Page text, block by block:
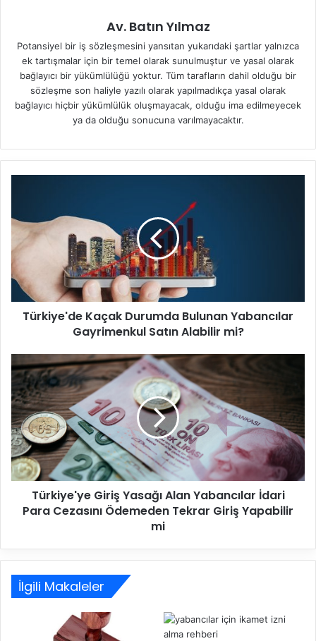
Av. Batın Yılmaz
Potansiyel bir iş sözleşmesini yansıtan yukarıdaki şartlar yalnızca
ek tartışmalar için bir temel olarak sunulmuştur ve yasal olarak
bağlayıcı bir yükümlülüğü yoktur. Tüm tarafların dahil olduğu bir
sözleşme son haliyle yazılı olarak yapılmadıkça yasal olarak
bağlayıcı hiçbir yükümlülük oluşmayacak, olduğu ima edilmeyecek
ya da olduğu sonucuna varılmayacaktır.
k
e
d
a
k
D
u
r
u
m
d
u
n
Türkiye'de Kaçak Durumda Bulunan Yabancılar
Gayrimenkul Satın Alabilir mi?
ü
r
k
i
y
e
'
y
a
Türkiye'ye Giriş Yasağı Alan Yabancılar İdari
Para Cezasını Ödemeden Tekrar Giriş Yapabilir
mi
İlgili Makaleler